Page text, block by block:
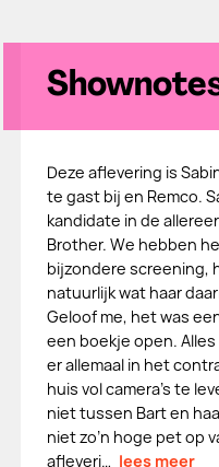
Deze aflevering is
te gast bij en Remco.
kandidate in de
Brother. We hebben
bijzondere screening,
natuurlijk wat haar
Geloof me, het was
een boekje open.
er allemaal in het
huis vol camera's te
niet tussen Bart en
niet zo’n hoge pet op
afleveri… lees meer